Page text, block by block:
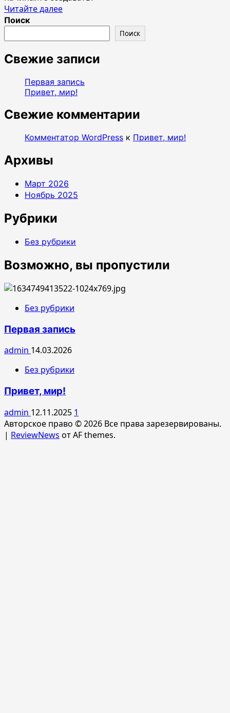
Читайте далееПрочитать
Привет,
мир!
Поиск
Поиск
Свежие записи
Первая запись
Привет, мир!
Свежие комментарии
Комментатор WordPress к Привет, мир!
Архивы
Март 2026
Ноябрь 2025
Рубрики
Без рубрики
Возможно, вы пропустили
Без рубрики
Первая запись
admin 14.03.2026
Без рубрики
Привет, мир!
admin 12.11.2025 1
Авторское право © 2026 Все права зарезервированы.
| ReviewNews от AF themes.